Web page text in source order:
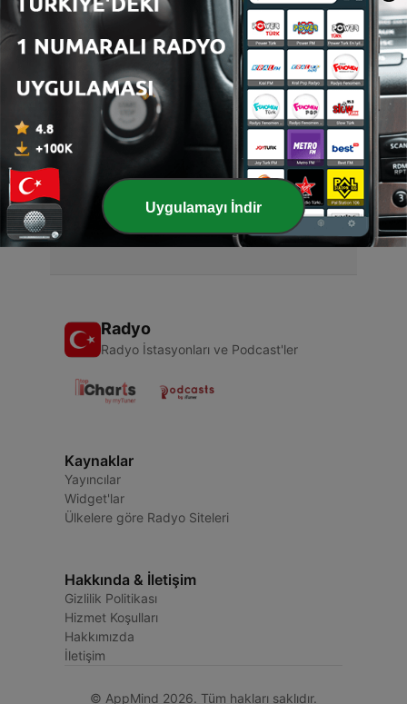
4 - Dünya günü
Çivili Tahta Hikayesi
30 Mar 2021
Dört Kelebek Hikayesi
27 Mar 2021
Turkishacademy
22 Mar 2021
Radyo
Radyo İstasyonları ve Podcast'ler
Kaynaklar
Yayıncılar
Widget'lar
Ülkelere göre Radyo Siteleri
Hakkında & İletişim
Gizlilik Politikası
Hizmet Koşulları
Hakkımızda
İletişim
© AppMind 2026. Tüm hakları saklıdır.
Uygulamayı İndir